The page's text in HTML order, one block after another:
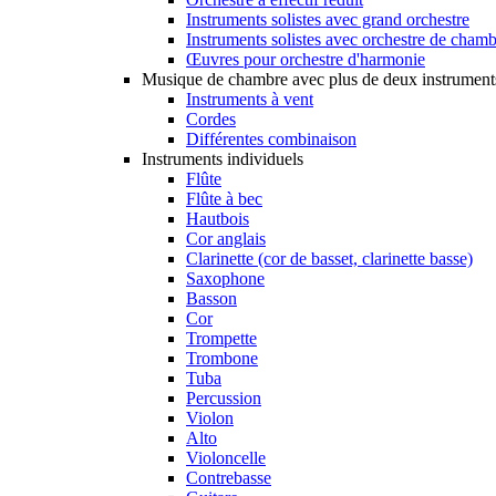
Instruments solistes avec grand orchestre
Instruments solistes avec orchestre de
Œuvres pour orchestre d'harmonie
Musique de chambre avec plus de deux
Instruments à vent
Cordes
Différentes combinaison
Instruments individuels
Flûte
Flûte à bec
Hautbois
Cor anglais
Clarinette (cor de basset, clarinette basse)
Saxophone
Basson
Cor
Trompette
Trombone
Tuba
Percussion
Violon
Alto
Violoncelle
Contrebasse